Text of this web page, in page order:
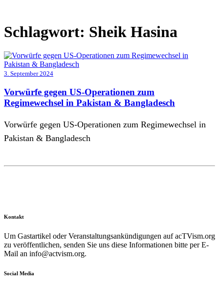
Schlagwort: Sheik Hasina
3. September 2024
Vorwürfe gegen US-Operationen zum
Regimewechsel in Pakistan & Bangladesch
Vorwürfe gegen US-Operationen zum Regimewechsel in
Pakistan & Bangladesch
Kontakt
Um Gastartikel oder Veranstaltungsankündigungen auf acTVism.org
zu veröffentlichen, senden Sie uns diese Informationen bitte per E-
Mail an info@actvism.org.
Social Media